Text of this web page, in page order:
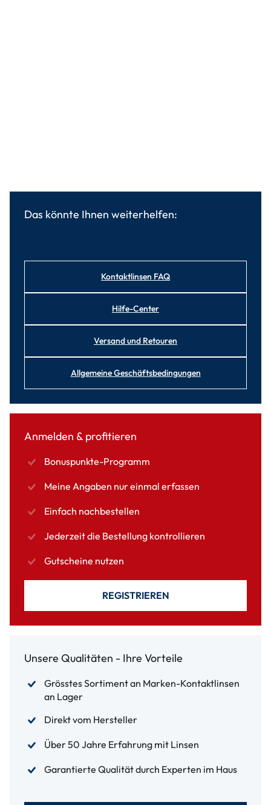
Das könnte Ihnen weiterhelfen:
Kontaktlinsen FAQ
Hilfe-Center
Versand und Retouren
Allgemeine Geschäftsbedingungen
Anmelden & profitieren
Bonuspunkte-Programm
Meine Angaben nur einmal erfassen
Einfach nachbestellen
Jederzeit die Bestellung kontrollieren
Gutscheine nutzen
REGISTRIEREN
Unsere Qualitäten - Ihre Vorteile
Grösstes Sortiment an Marken-Kontaktlinsen
an Lager
Direkt vom Hersteller
Über 50 Jahre Erfahrung mit Linsen
Garantierte Qualität durch Experten im Haus